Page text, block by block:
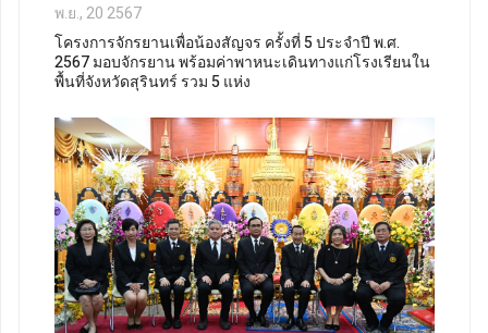
พ.ย., 20 2567
โครงการจักรยานเพื่อน้องสัญจร ครั้งที่ 5 ประจำปี พ.ศ.
2567 มอบจักรยาน พร้อมค่าพาหนะเดินทางแก่โรงเรียนใน
พื้นที่จังหวัดสุรินทร์ รวม 5 แห่ง